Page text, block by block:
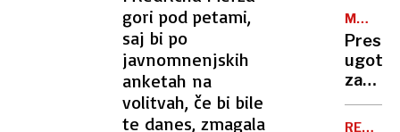
gori pod petami,
saj bi po
javnomnenjskih
anketah na
volitvah, če bi bile
te danes, zmagala
se
od
mene«
juha
je
hit
poletja
zakaj
vas